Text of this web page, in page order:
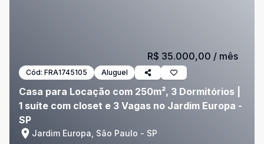
Cód: FRA1745105 Aluguel
Casa para Locação com 250m², 3 Dormitórios |
1 suíte com closet e 3 Vagas no Jardim Europa -
SP
Jardim Europa, São Paulo - SP
R$ 35.000,00 / mês